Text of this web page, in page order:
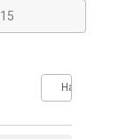
15
Нашли